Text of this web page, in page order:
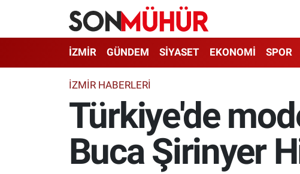
İZMİR GÜNDEM SİYASET EKONOMİ SPOR
İZMIR HABERLERI
Türkiye'de
Buca Şirinyer
İzmir Nöbetçi Eczaneler
İzmir Hava Durumu
İzmir Namaz Vakitleri
İzmir Trafik Yoğunluk Haritası
Süper Lig Puan Durumu ve Fikstür